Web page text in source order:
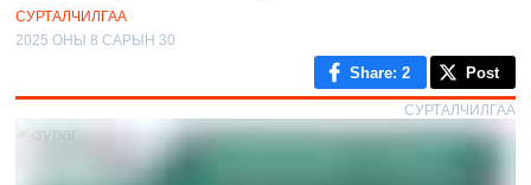
СУРТАЛЧИЛГАА
2025 ОНЫ 8 САРЫН 30
Share: 2 Post
СУРТАЛЧИЛГАА